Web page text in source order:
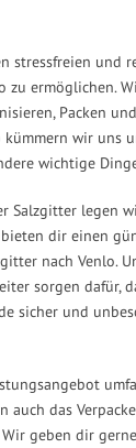
stressfreien und
zu ermöglichen.
Packen
wir uns
wichtige
Salzgitter legen
dir einen
nach Venlo.
sorgen dafür,
sicher und
auch das
geben dir